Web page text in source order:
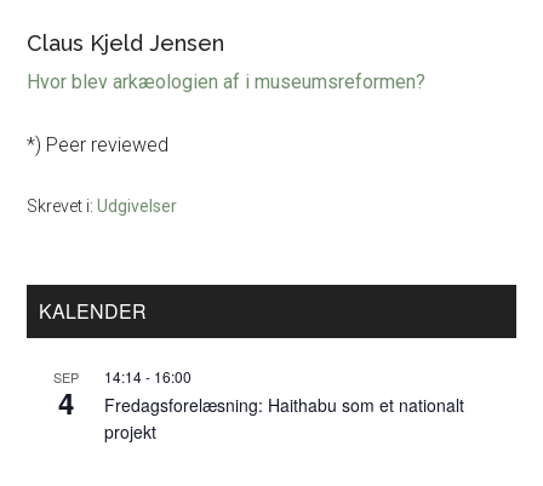
Claus Kjeld Jensen
Hvor blev arkæologien af i museumsreformen?
*) Peer reviewed
Skrevet i:Udgivelser
Primær
Sidebar
KALENDER
SEP
4
14:14- 16:00
Fredagsforelæsning: Haithabu som et nationalt
projekt